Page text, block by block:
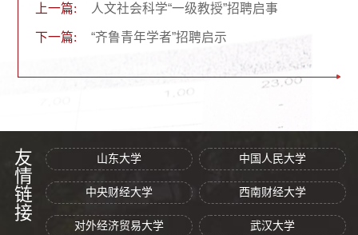
上一篇: 人文社会科学“一级教授”招聘启事
下一篇: “齐鲁青年学者”招聘启示
友情链接 山东大学 中国人民大学
中央财经大学 西南财经大学
对外经济贸易大学 武汉大学